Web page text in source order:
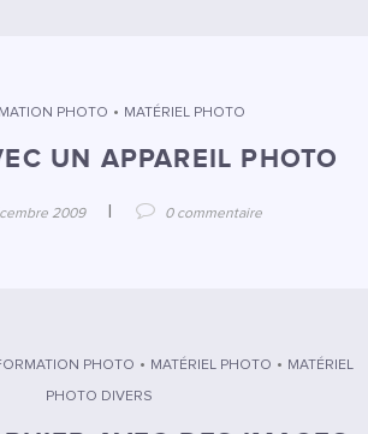
PHOTO • MATÉRIEL PHOTO
UN APPAREIL PHOTO
2009 0 commentaire
PHOTO • MATÉRIEL PHOTO • MATÉRIEL
PHOTO DIVERS